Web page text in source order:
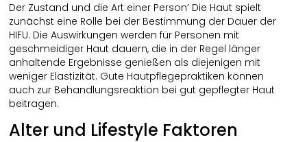
Der Zustand und die Art einer Person’ Die Haut spielt
zunächst eine Rolle bei der Bestimmung der Dauer der
HIFU. Die Auswirkungen werden für Personen mit
geschmeidiger Haut dauern, die in der Regel länger
anhaltende Ergebnisse genießen als diejenigen mit
weniger Elastizität. Gute Hautpflegepraktiken können
auch zur Behandlungsreaktion bei gut gepflegter Haut
beitragen.
Alter und Lifestyle Faktoren